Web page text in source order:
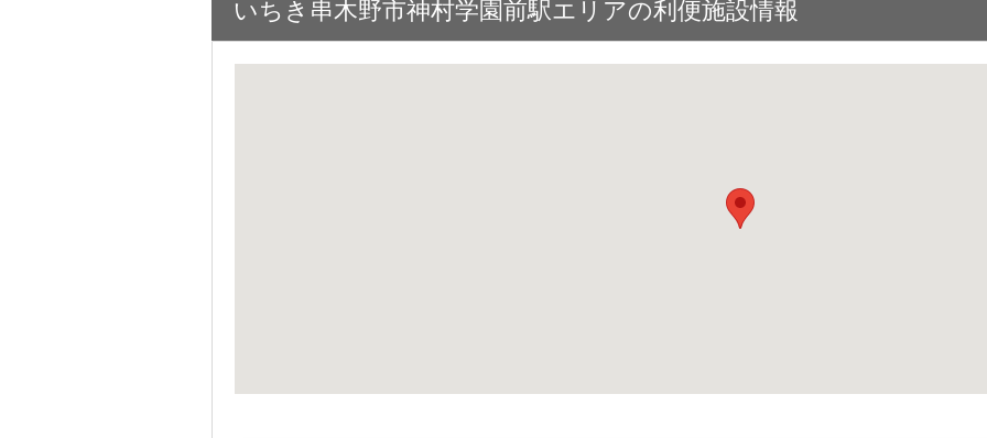
いちき串木野市神村学園前駅エリアの利便施設情報